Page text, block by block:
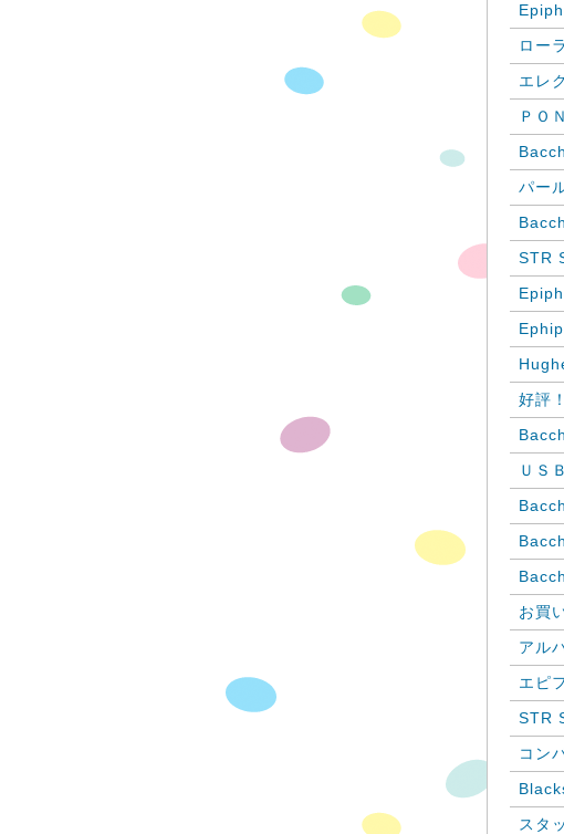
ロー
エレ
ＰＯ
パー
STR
好評
ＵＳ
お買
アル
エピ
STR
コン
スタ